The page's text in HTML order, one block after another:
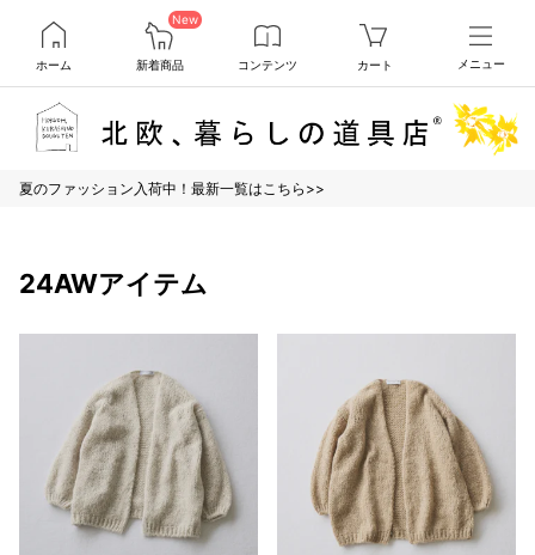
ホーム
New
新着商品 コンテンツ カート メニュー
夏のファッション入荷中！最新一覧はこちら>>
24AWアイテム